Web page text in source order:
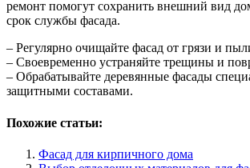
ремонт помогут сохранить внешний вид
срок службы фасада.
– Регулярно очищайте фасад от грязи и
– Своевременно устраняйте трещины и
– Обрабатывайте деревянные фасады
защитными составами.
Похожие статьи:
Фасад для кирпичного дома